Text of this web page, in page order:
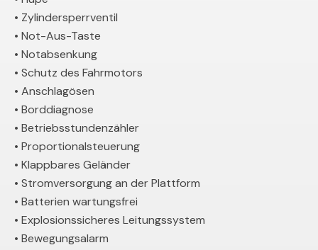
• Zylindersperrventil
• Not-Aus-Taste
• Notabsenkung
• Schutz des Fahrmotors
• Anschlagösen
• Borddiagnose
• Betriebsstundenzähler
• Proportionalsteuerung
• Klappbares Geländer
• Stromversorgung an der Plattform
• Batterien wartungsfrei
• Explosionssicheres Leitungssystem
• Bewegungsalarm